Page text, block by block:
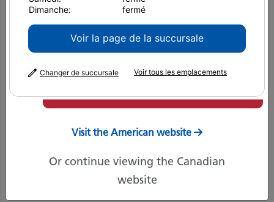
Visit the American website
Or continue viewing the Canadian
website
Dimanche:
fermé
Voir la page de la succursale
Changer de succursale Voir tous les emplacements